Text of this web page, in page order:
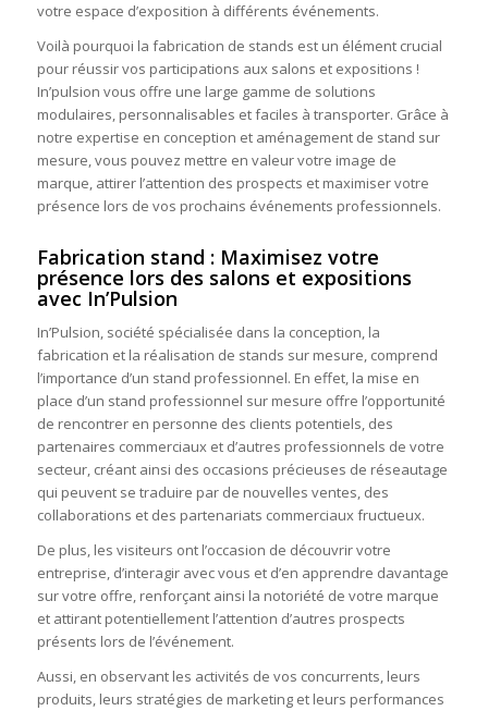
votre espace d’exposition à différents événements.
Voilà pourquoi la fabrication de stands est un élément crucial
pour réussir vos participations aux salons et expositions !
In’pulsion vous offre une large gamme de solutions
modulaires, personnalisables et faciles à transporter. Grâce à
notre expertise en conception et aménagement de stand sur
mesure, vous pouvez mettre en valeur votre image de
marque, attirer l’attention des prospects et maximiser votre
présence lors de vos prochains événements professionnels.
Fabrication stand : Maximisez votre
présence lors des salons et expositions
avec In’Pulsion
In’Pulsion, société spécialisée dans la conception, la
fabrication et la réalisation de stands sur mesure, comprend
l’importance d’un stand professionnel. En effet, la mise en
place d’un stand professionnel sur mesure offre l’opportunité
de rencontrer en personne des clients potentiels, des
partenaires commerciaux et d’autres professionnels de votre
secteur, créant ainsi des occasions précieuses de réseautage
qui peuvent se traduire par de nouvelles ventes, des
collaborations et des partenariats commerciaux fructueux.
De plus, les visiteurs ont l’occasion de découvrir votre
entreprise, d’interagir avec vous et d’en apprendre davantage
sur votre offre, renforçant ainsi la notoriété de votre marque
et attirant potentiellement l’attention d’autres prospects
présents lors de l’événement.
Aussi, en observant les activités de vos concurrents, leurs
produits, leurs stratégies de marketing et leurs performances